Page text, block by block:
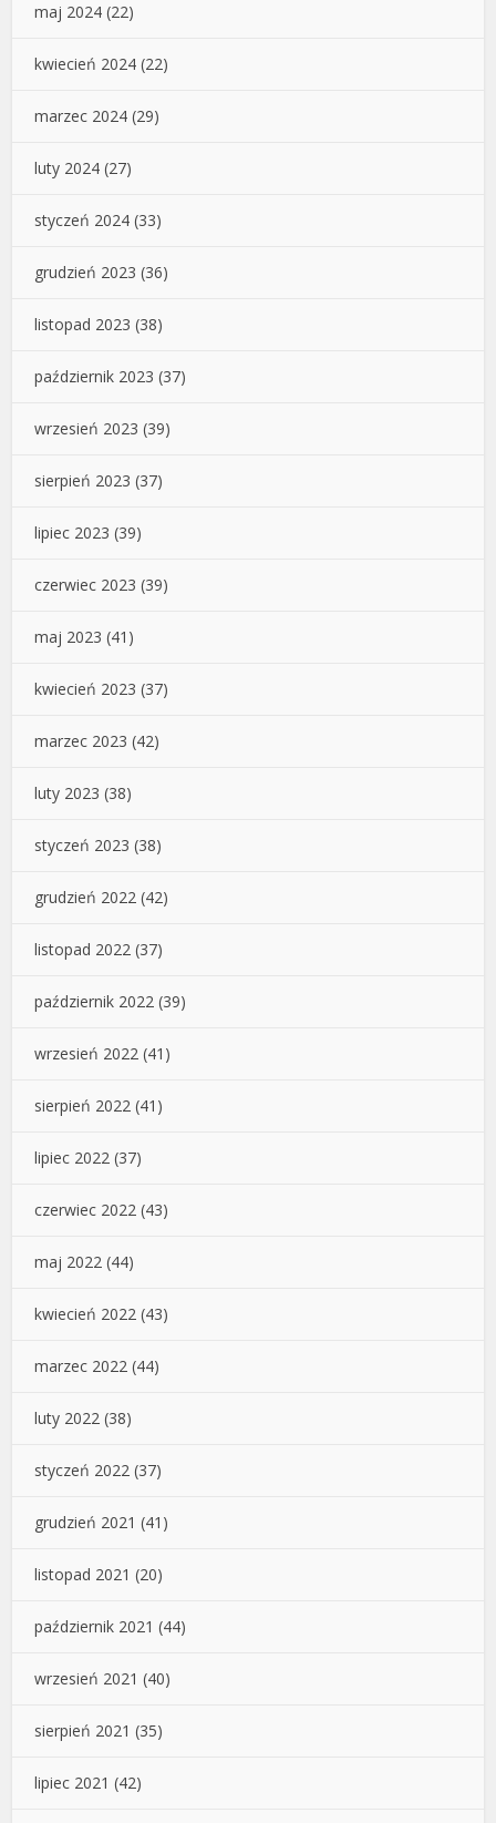
maj 2024 (22)
kwiecień 2024 (22)
marzec 2024 (29)
luty 2024 (27)
styczeń 2024 (33)
grudzień 2023 (36)
listopad 2023 (38)
październik 2023 (37)
wrzesień 2023 (39)
sierpień 2023 (37)
lipiec 2023 (39)
czerwiec 2023 (39)
maj 2023 (41)
kwiecień 2023 (37)
marzec 2023 (42)
luty 2023 (38)
styczeń 2023 (38)
grudzień 2022 (42)
listopad 2022 (37)
październik 2022 (39)
wrzesień 2022 (41)
sierpień 2022 (41)
lipiec 2022 (37)
czerwiec 2022 (43)
maj 2022 (44)
kwiecień 2022 (43)
marzec 2022 (44)
luty 2022 (38)
styczeń 2022 (37)
grudzień 2021 (41)
listopad 2021 (20)
październik 2021 (44)
wrzesień 2021 (40)
sierpień 2021 (35)
lipiec 2021 (42)